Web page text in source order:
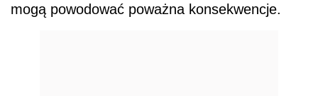
mogą powodować poważna konsekwencje.